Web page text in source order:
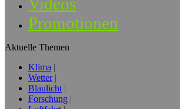
Promotionen
Aktuelle Themen
Klima
Wetter
Blaulicht
Forschung